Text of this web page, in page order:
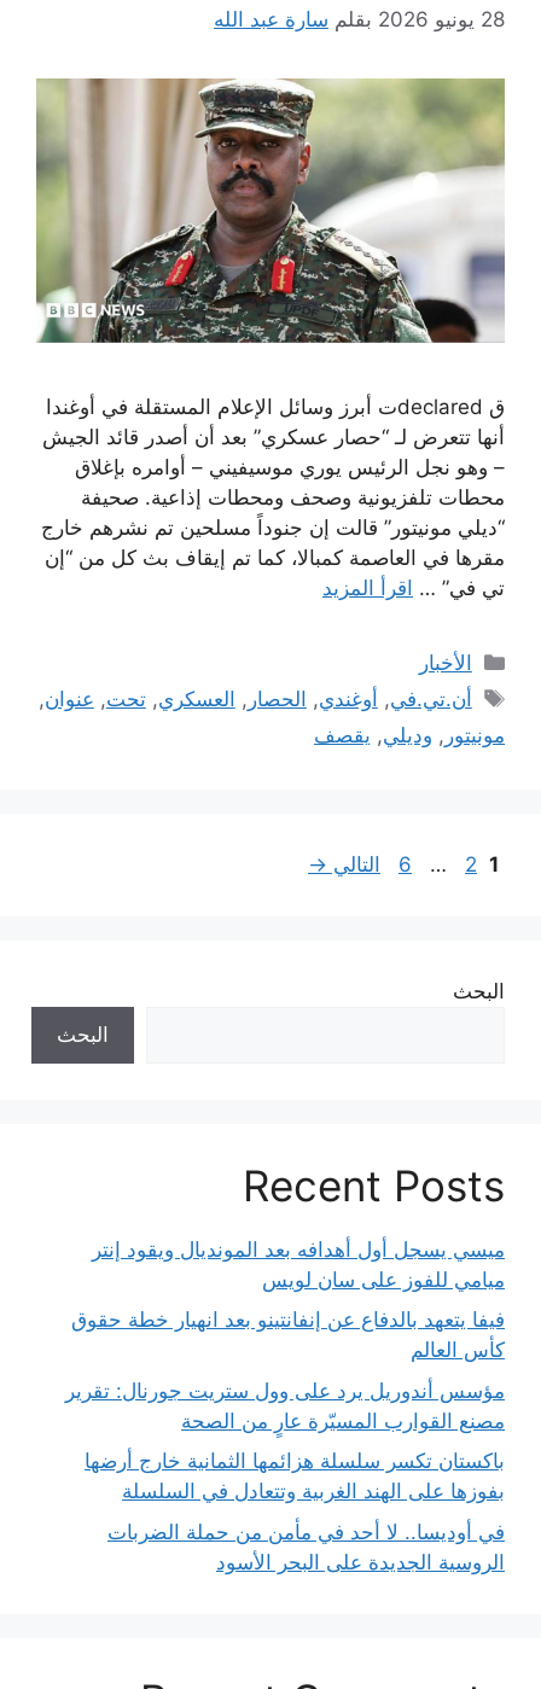
28 يونيو 2026 بقلم سارة عبد الله
ق declaredت أبرز وسائل الإعلام المستقلة في أوغندا
أنها تتعرض لـ “حصار عسكري” بعد أن أصدر قائد الجيش
– وهو نجل الرئيس يوري موسيفيني – أوامره بإغلاق
محطات تلفزيونية وصحف ومحطات إذاعية. صحيفة
“ديلي مونيتور” قالت إن جنوداً مسلحين تم نشرهم خارج
مقرها في العاصمة كمبالا، كما تم إيقاف بث كل من “إن
تي في” … اقرأ المزيد
التصنيفات
الأخبار
الوسوم
أن.تي.في, أوغندي, الحصار , العسكري,تحت, عنوان,
مونيتور , وديلي, يقصف
Page
1
Page
2
…
Page
6 التالي →
البحث
البحث
Recent Posts
ميسي يسجل أول أهدافه بعد المونديال ويقود إنتر
ميامي للفوز على سان لويس
فيفا يتعهد بالدفاع عن إنفانتينو بعد انهيار خطة حقوق
كأس العالم
مؤسس أندوريل يرد على وول ستريت جورنال: تقرير
مصنع القوارب المسيّرة عارٍ من الصحة
باكستان تكسر سلسلة هزائمها الثمانية خارج أرضها
بفوزها على الهند الغربية وتتعادل في السلسلة
في أوديسا.. لا أحد في مأمن من حملة الضربات
الروسية الجديدة على البحر الأسود